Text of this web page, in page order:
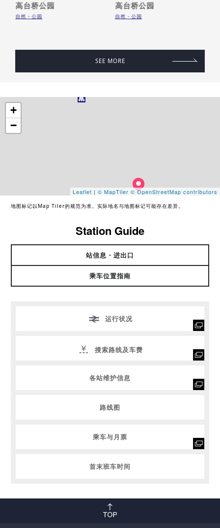
高台桥公园
自然・公园
高台桥公园
自然・公园
SEE MORE
+
−
Leaflet | © MapTiler © OpenStreetMap contributors
地图标记以Map Tiler的规范为准。实际地名与地图标记可能存在差异。
Station Guide
站信息・进出口
乘车位置指南
运行状况
搜索路线及车费
各站维护信息
路线图
乘车与月票
首末班车时间